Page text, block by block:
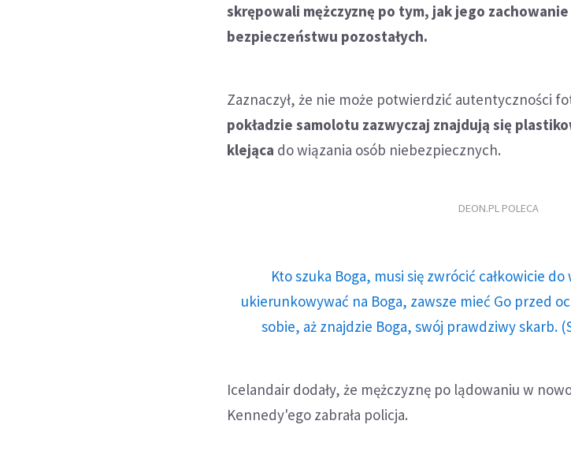
skrępowali mężczyznę po tym, jak jego zachowanie
bezpieczeństwu pozostałych.
Zaznaczył, że nie może potwierdzić autentyczności
pokładzie samolotu zazwyczaj znajdują się
klejąca do wiązania osób niebezpiecznych.
DEON.PL POLECA
Kto szuka Boga, musi się zwrócić całkowicie
ukierunkowywać na Boga, zawsze mieć Go przed
sobie, aż znajdzie Boga, swój prawdziwy skarb.
Icelandair dodały, że mężczyznę po lądowaniu w
Kennedy'ego zabrała policja.